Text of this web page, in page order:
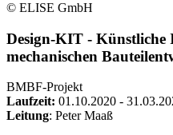
© ELISE GmbH
Design-KIT - Künstliche
mechanischen
BMBF-Projekt
Laufzeit: 01.10.2020 -
Leitung: Peter Maaß